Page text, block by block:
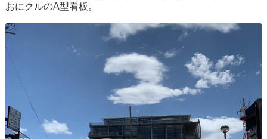
おにクルのA型看板。